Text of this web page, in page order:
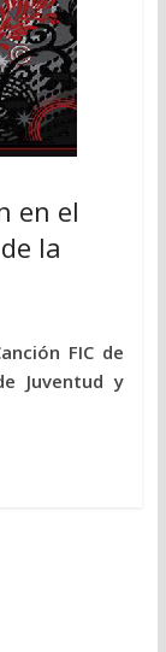
en el
la
FIC de
Juventud y